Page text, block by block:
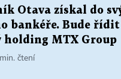
Otava získal do
bankéře. Bude
holding MTX Group
čtení